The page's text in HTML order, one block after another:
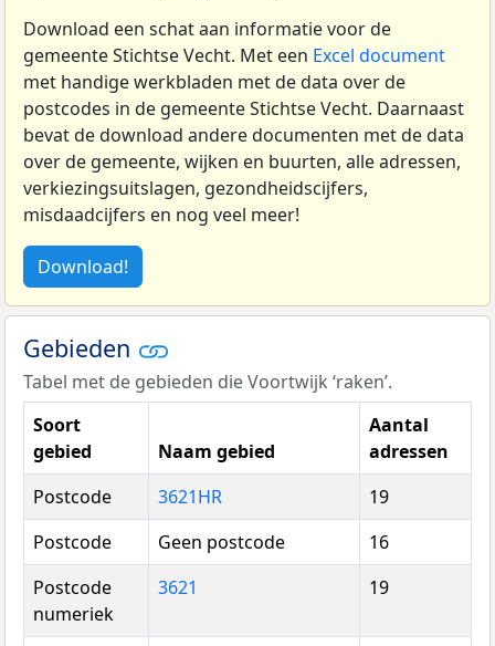
Download een schat aan informatie voor de
gemeente Stichtse Vecht. Met een Excel document
met handige werkbladen met de data over de
postcodes in de gemeente Stichtse Vecht. Daarnaast
bevat de download andere documenten met de data
over de gemeente, wijken en buurten, alle adressen,
verkiezingsuitslagen, gezondheidscijfers,
misdaadcijfers en nog veel meer!
Download!
Gebieden
Tabel met de gebieden die Voortwijk ‘raken’.
Soort
gebied
Naam gebied
Aantal
adressen
Postcode
3621HR
19
Postcode
Geen postcode
16
Postcode
numeriek
3621 19